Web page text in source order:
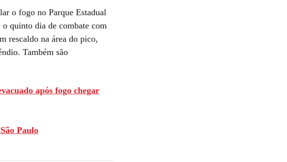
o fogo no Parque Estadual
quinto dia de combate com
rescaldo na área do pico,
Também são
após fogo chegar
Paulo